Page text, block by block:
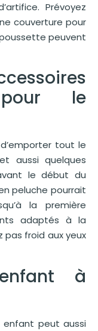
Prévoyez
couverture pour
peuvent
pour le
tout le
aussi quelques
le début du
peluche pourrait
la première
adaptés à la
pas froid aux yeux
à
peut aussi